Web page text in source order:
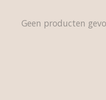
Geen producten